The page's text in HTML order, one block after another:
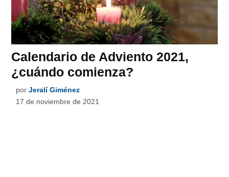
Calendario de Adviento 2021,
¿cuándo comienza?
por Jeralí Giménez
17 de noviembre de 2021